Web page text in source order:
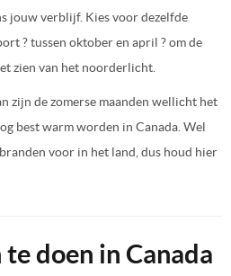
jouw verblijf. Kies voor dezelfde
? tussen oktober en april ? om de
zien van het noorderlicht.
zijn de zomerse maanden wellicht het
best warm worden in Canada. Wel
voor in het land, dus houd hier
doen in Canada